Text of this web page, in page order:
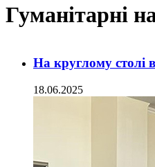
Гуманітарні
На круглому столі
18.06.2025